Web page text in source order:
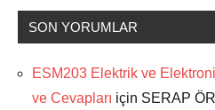
SON YORUMLAR
ESM203 Elektrik ve
ve Cevapları için SERAP